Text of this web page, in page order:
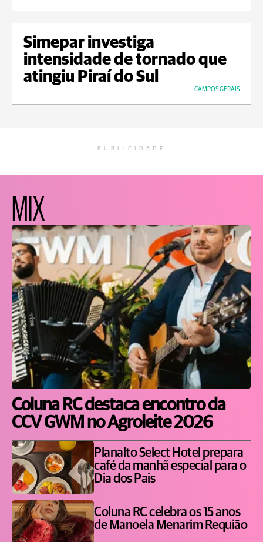
Simepar investiga
intensidade de tornado que
atingiu Piraí do Sul
CAMPOS GERAIS
PUBLICIDADE
MIX
Coluna RC destaca encontro da
CCV GWM no Agroleite 2026
Planalto Select Hotel prepara
café da manhã especial para o
Dia dos Pais
Coluna RC celebra os 15 anos
de Manoela Menarim Requião